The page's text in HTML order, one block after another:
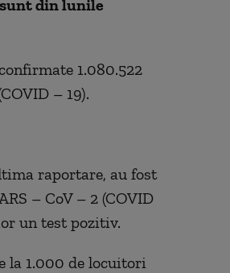
din lunile
1.080.522
– 19).
raportare, au fost
– CoV – 2 (COVID
un test pozitiv.
la 1.000 de locuitori